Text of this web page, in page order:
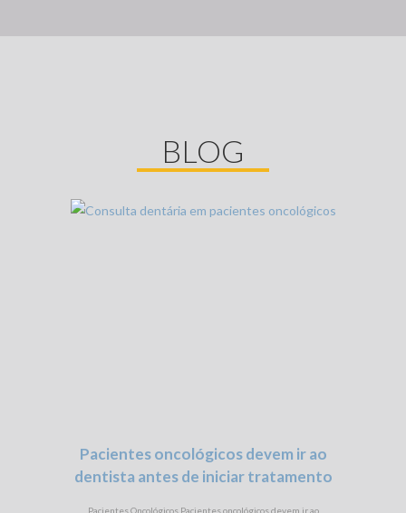
BLOG
Pacientes oncológicos devem ir ao
dentista antes de iniciar tratamento
Pacientes Oncológicos Pacientes oncológicos devem ir ao